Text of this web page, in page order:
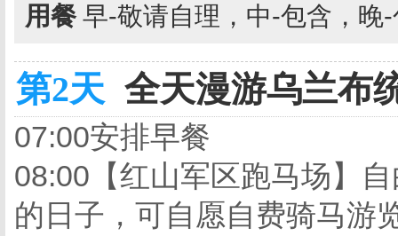
用餐 早-敬请自理，中-包含，晚
第2天 全天漫游乌兰布
07:00安排早餐
08:00【红山军区跑马场】
的日子，可自愿自费骑马游